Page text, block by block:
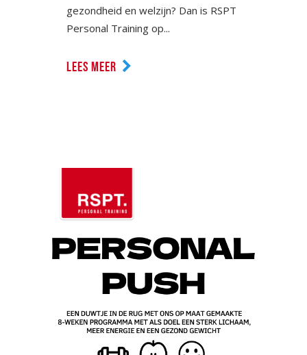
gezondheid en welzijn? Dan is RSPT
Personal Training op...
LEES MEER